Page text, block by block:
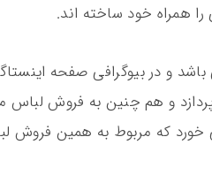
را همراه خود ساخته اند.
و در بیوگرافی صفحه
و هم چنین به فروش لباس
که مربوط به همین فروش